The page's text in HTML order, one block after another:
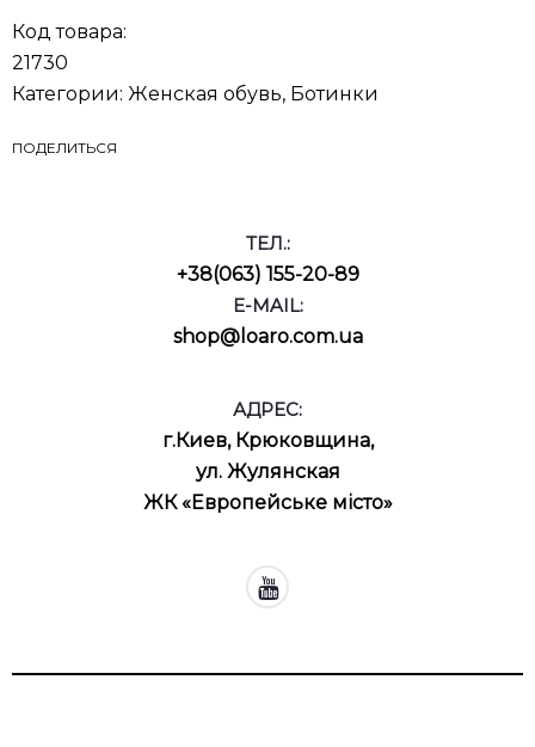
Код товара:
21730
Категории: Женская обувь, Ботинки
ПОДЕЛИТЬСЯ
ТЕЛ.:
+38(063) 155-20-89
E-MAIL:
shop@loaro.com.ua
АДРЕС:
г.Киев, Крюковщина,
ул. Жулянская
ЖК «Европейське місто»